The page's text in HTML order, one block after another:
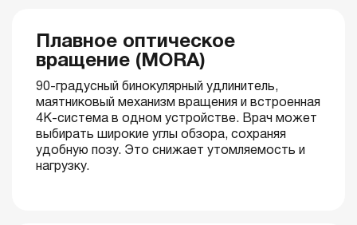
Плавное оптическое
вращение (MORA)
90-градусный бинокулярный удлинитель,
маятниковый механизм вращения и встроенная
4K-система в одном устройстве. Врач может
выбирать широкие углы обзора, сохраняя
удобную позу. Это снижает утомляемость и
нагрузку.